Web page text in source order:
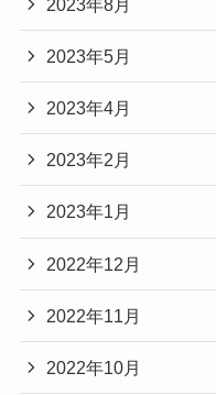
2023年8月
2023年5月
2023年4月
2023年2月
2023年1月
2022年12月
2022年11月
2022年10月